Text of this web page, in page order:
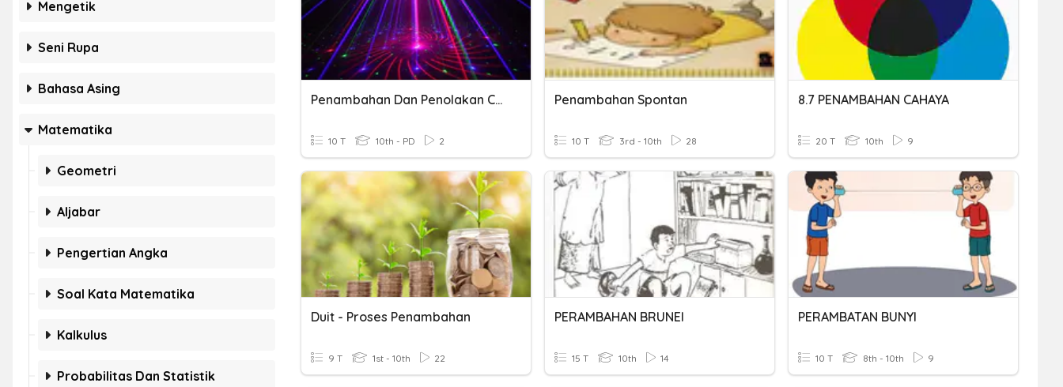
Mengetik
Seni Rupa
Bahasa Asing
Matematika
Geometri
Aljabar
Pengertian Angka
Soal Kata Matematika
Kalkulus
Probabilitas Dan Statistik
Penambahan Dan Penolakan Cahaya
10 T 10th - PD 2
Penambahan Spontan
10 T 3rd - 10th 28
8.7 PENAMBAHAN CAHAYA
20 T 10th 9
Duit - Proses Penambahan
9 T 1st - 10th 22
PERAMBAHAN BRUNEI
15 T 10th 14
PERAMBATAN BUNYI
10 T 8th - 10th 9